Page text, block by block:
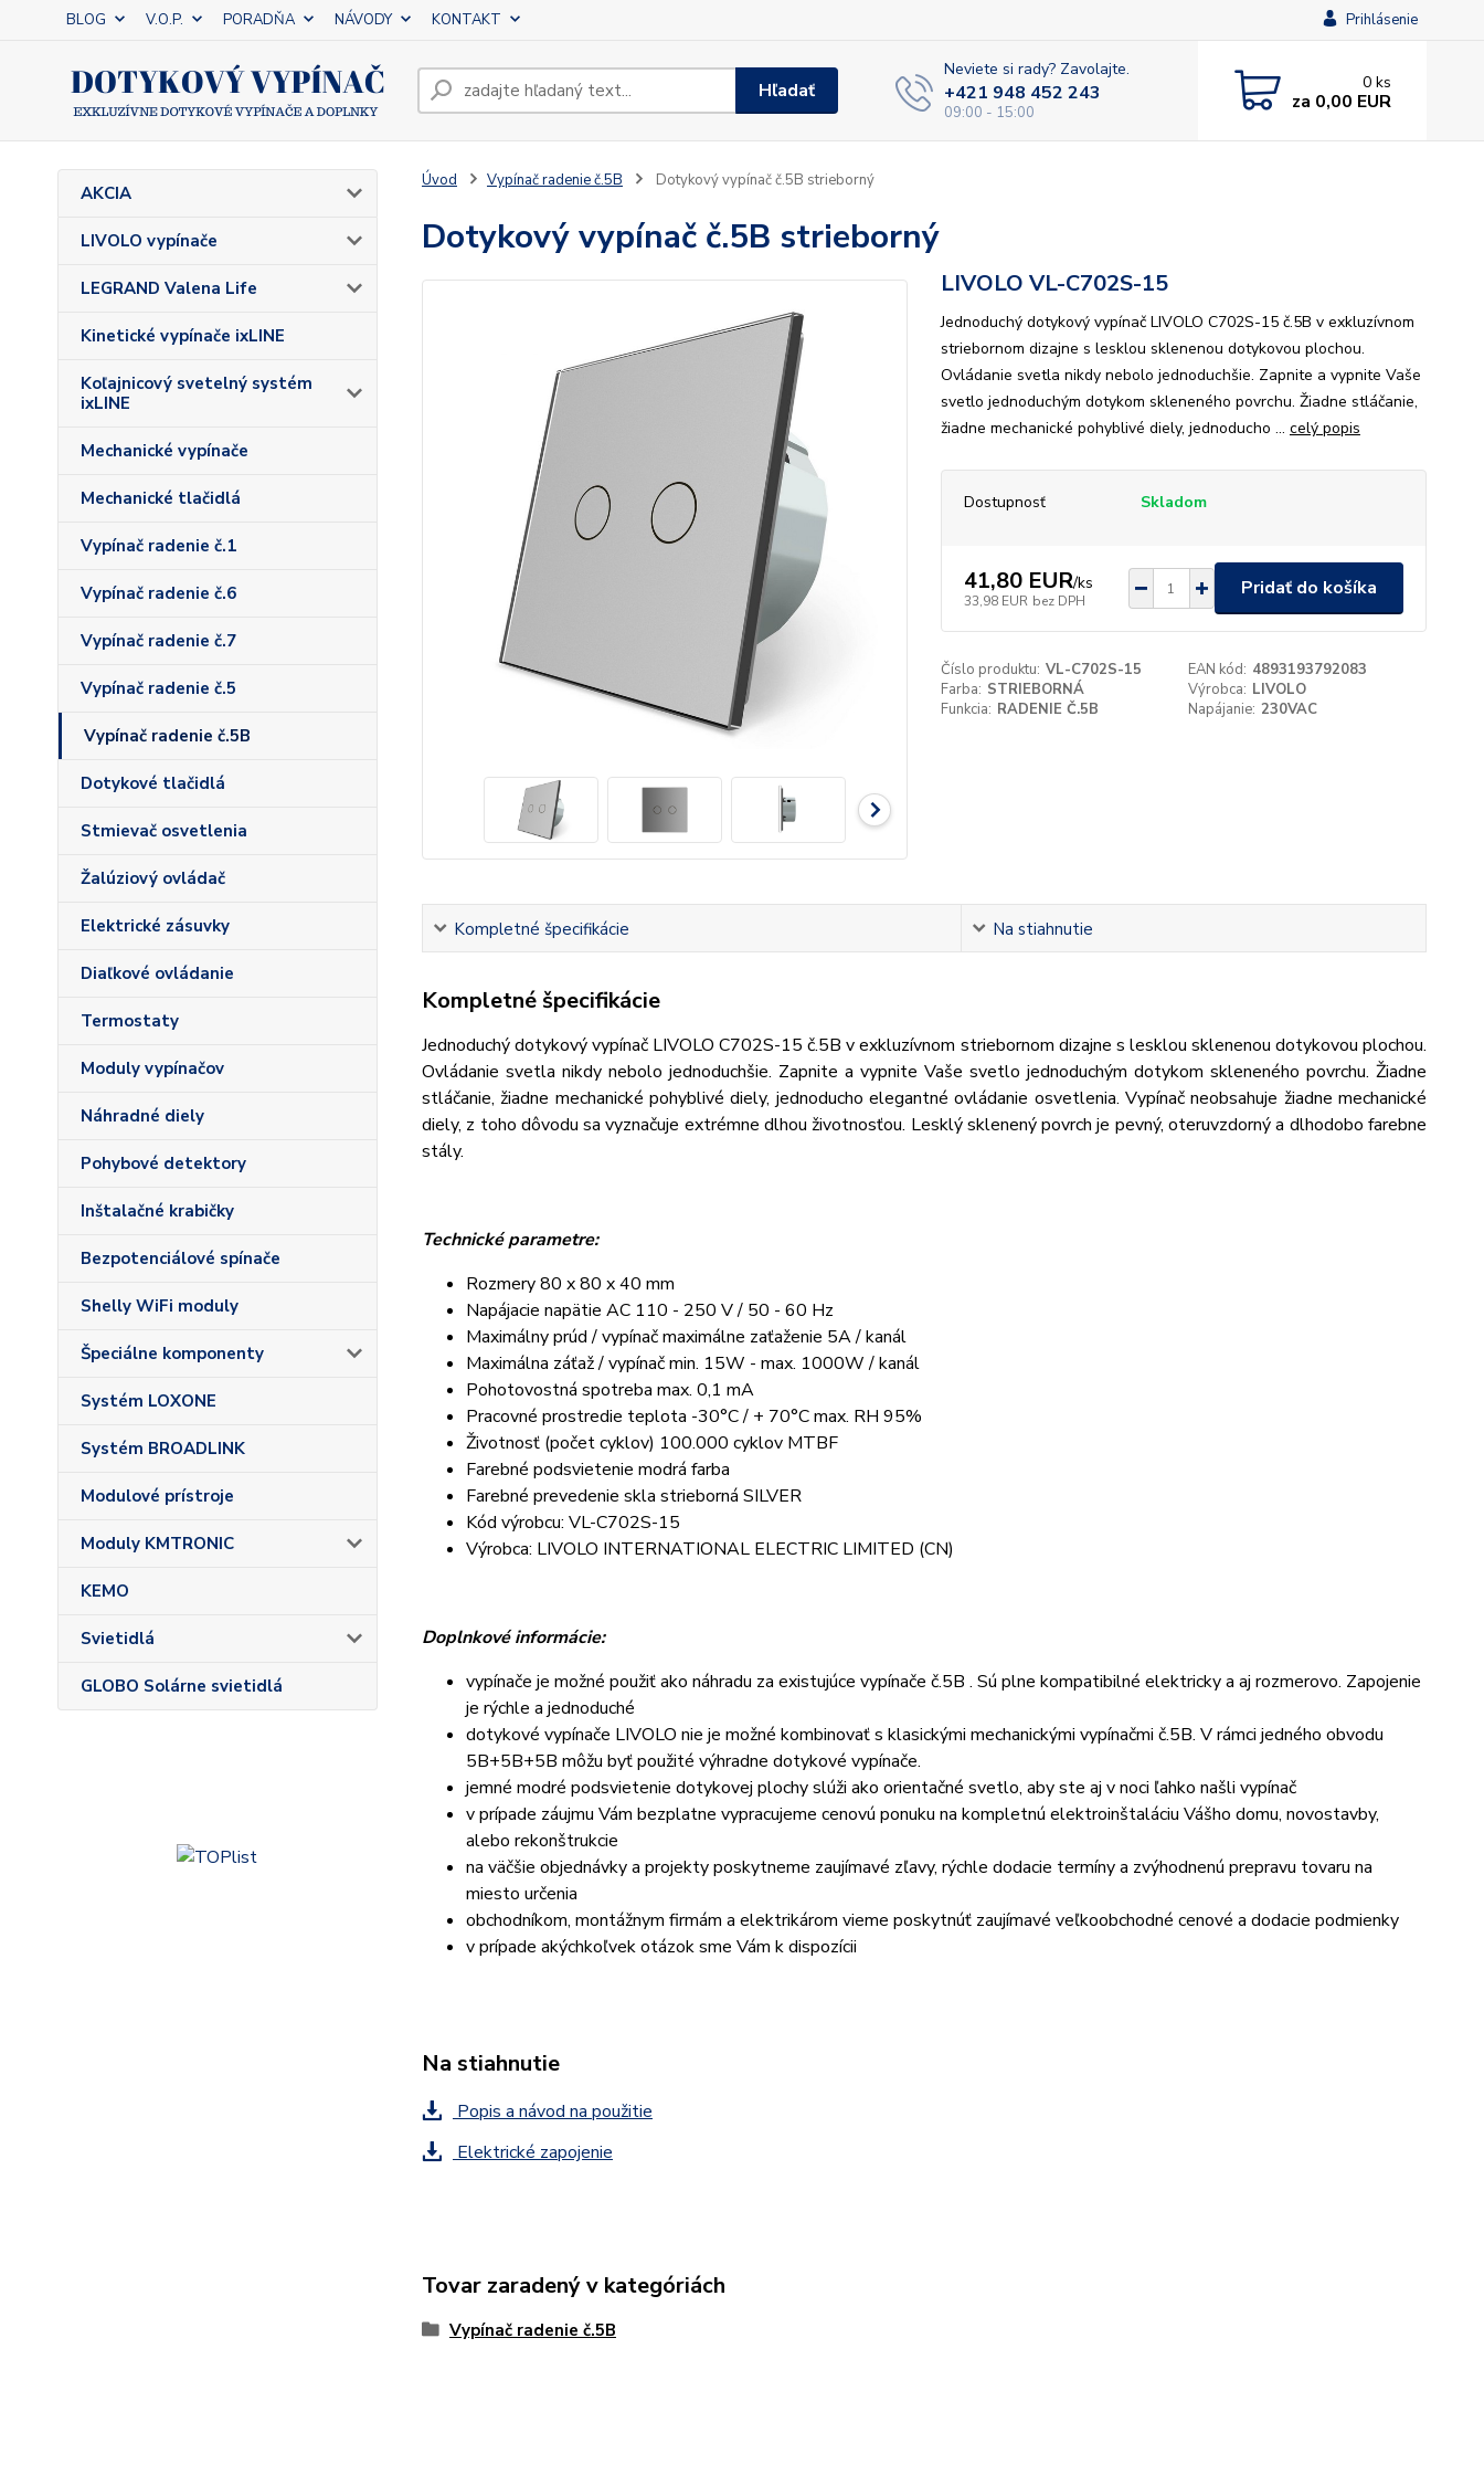
BLOG V.O.P. PORADŇA NÁVODY KONTAKT Prihlásenie
Hľadať
Neviete si rady? Zavolajte.
+421 948 452 243
09:00 - 15:00
0 ks
za 0,00 EUR
AKCIA
LIVOLO vypínače
LEGRAND Valena Life
Kinetické vypínače ixLINE
Koľajnicový svetelný systém
ixLINE
Mechanické vypínače
Mechanické tlačidlá
Vypínač radenie č.1
Vypínač radenie č.6
Vypínač radenie č.7
Vypínač radenie č.5
Vypínač radenie č.5B
Dotykové tlačidlá
Stmievač osvetlenia
Žalúziový ovládač
Elektrické zásuvky
Diaľkové ovládanie
Termostaty
Moduly vypínačov
Náhradné diely
Pohybové detektory
Inštalačné krabičky
Bezpotenciálové spínače
Shelly WiFi moduly
Špeciálne komponenty
Systém LOXONE
Systém BROADLINK
Modulové prístroje
Moduly KMTRONIC
KEMO
Svietidlá
GLOBO Solárne svietidlá
Úvod Vypínač radenie č.5B Dotykový vypínač č.5B strieborný
Dotykový vypínač č.5B strieborný
LIVOLO VL-C702S-15
Jednoduchý dotykový vypínač LIVOLO C702S-15 č.5B v exkluzívnom
striebornom dizajne s lesklou sklenenou dotykovou plochou.
Ovládanie svetla nikdy nebolo jednoduchšie. Zapnite a vypnite Vaše
svetlo jednoduchým dotykom skleneného povrchu. Žiadne stláčanie,
žiadne mechanické pohyblivé diely, jednoducho ... celý popis
Dostupnosť Skladom
41,80 EUR/ks
33,98 EUR bez DPH
Pridať do košíka
Číslo produktu: VL-C702S-15 EAN kód: 4893193792083
Farba: STRIEBORNÁ Výrobca: LIVOLO
Funkcia: RADENIE Č.5B Napájanie: 230VAC
Kompletné špecifikácie Na stiahnutie
Kompletné špecifikácie
Jednoduchý dotykový vypínač LIVOLO C702S-15 č.5B v exkluzívnom striebornom dizajne s lesklou sklenenou dotykovou plochou.
Ovládanie svetla nikdy nebolo jednoduchšie. Zapnite a vypnite Vaše svetlo jednoduchým dotykom skleneného povrchu. Žiadne
stláčanie, žiadne mechanické pohyblivé diely, jednoducho elegantné ovládanie osvetlenia. Vypínač neobsahuje žiadne mechanické
diely, z toho dôvodu sa vyznačuje extrémne dlhou životnosťou. Lesklý sklenený povrch je pevný, oteruvzdorný a dlhodobo farebne
stály.
Technické parametre:
Rozmery 80 x 80 x 40 mm
Napájacie napätie AC 110 - 250 V / 50 - 60 Hz
Maximálny prúd / vypínač maximálne zaťaženie 5A / kanál
Maximálna záťaž / vypínač min. 15W - max. 1000W / kanál
Pohotovostná spotreba max. 0,1 mA
Pracovné prostredie teplota -30°C / + 70°C max. RH 95%
Životnosť (počet cyklov) 100.000 cyklov MTBF
Farebné podsvietenie modrá farba
Farebné prevedenie skla strieborná SILVER
Kód výrobcu: VL-C702S-15
Výrobca: LIVOLO INTERNATIONAL ELECTRIC LIMITED (CN)
Doplnkové informácie:
vypínače je možné použiť ako náhradu za existujúce vypínače č.5B . Sú plne kompatibilné elektricky a aj rozmerovo. Zapojenie
je rýchle a jednoduché
dotykové vypínače LIVOLO nie je možné kombinovať s klasickými mechanickými vypínačmi č.5B. V rámci jedného obvodu
5B+5B+5B môžu byť použité výhradne dotykové vypínače.
jemné modré podsvietenie dotykovej plochy slúži ako orientačné svetlo, aby ste aj v noci ľahko našli vypínač
v prípade záujmu Vám bezplatne vypracujeme cenovú ponuku na kompletnú elektroinštaláciu Vášho domu, novostavby,
alebo rekonštrukcie
na väčšie objednávky a projekty poskytneme zaujímavé zľavy, rýchle dodacie termíny a zvýhodnenú prepravu tovaru na
miesto určenia
obchodníkom, montážnym firmám a elektrikárom vieme poskytnúť zaujímavé veľkoobchodné cenové a dodacie podmienky
v prípade akýchkoľvek otázok sme Vám k dispozícii
Na stiahnutie
Popis a návod na použitie
Elektrické zapojenie
Tovar zaradený v kategóriách
Vypínač radenie č.5B